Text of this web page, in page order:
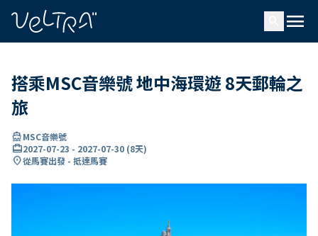
menu
搭乘MSC音樂號 地中海環遊 8天郵輪之
旅
directions_boatMSC音樂號
card_travel2027-07-23 - 2027-07-30 (8天)
location_on從馬賽出發 - 抵達馬賽